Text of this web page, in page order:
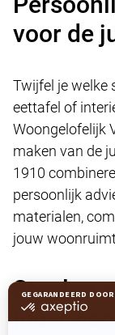
voor de
Twijfel je welke
eettafel of
Woongelofelijk
maken van de
1910
persoonlijk
materialen,
jouw
Stoelen
jouw